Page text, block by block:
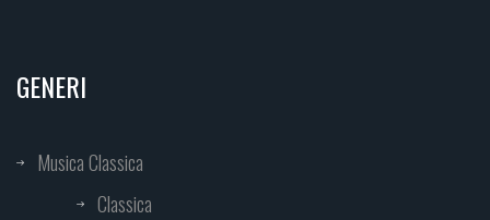
GENERI
Musica Classica
Classica